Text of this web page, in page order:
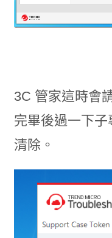
3C 管家這時會
完畢後過一下
清除。